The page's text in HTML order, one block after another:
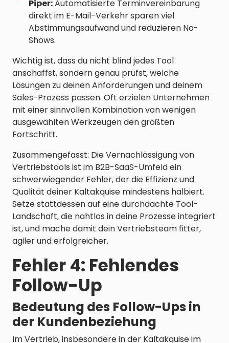
Piper:Automatisierte Terminvereinbarung
direkt im E-Mail-Verkehr sparen viel
Abstimmungsaufwand und reduzieren No-
Shows.
Wichtig ist, dass du nicht blind jedes Tool
anschaffst, sondern genau prüfst, welche
Lösungen zu deinen Anforderungen und deinem
Sales-Prozess passen. Oft erzielen Unternehmen
mit einer sinnvollen Kombination von wenigen
ausgewählten Werkzeugen den größten
Fortschritt.
Zusammengefasst: Die Vernachlässigung von
Vertriebstools ist im B2B-SaaS-Umfeld ein
schwerwiegender Fehler, der die Effizienz und
Qualität deiner Kaltakquise mindestens halbiert.
Setze stattdessen auf eine durchdachte Tool-
Landschaft, die nahtlos in deine Prozesse integriert
ist, und mache damit dein Vertriebsteam fitter,
agiler und erfolgreicher.
Fehler 4: Fehlendes
Follow-Up
Bedeutung des Follow-Ups in
der Kundenbeziehung
Im Vertrieb, insbesondere in der Kaltakquise im